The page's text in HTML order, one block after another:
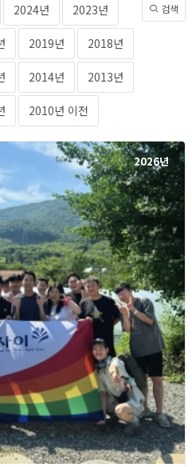
2024년 2023년
2019년 2018년
2014년 2013년
2010년 이전
검색
2026년